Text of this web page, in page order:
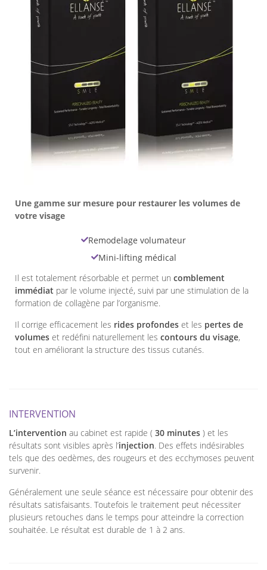
Une gamme sur mesure pour restaurer les volumes de
votre visage
Remodelage volumateur
Mini-lifting médical
Il est totalement résorbable et permet un comblement
immédiat par le volume injecté, suivi par une stimulation de la
formation de collagène par l’organisme.
Il corrige efficacement les rides profondes et les pertes de
volumes et redéfini naturellement les contours du visage,
tout en améliorant la structure des tissus cutanés.
INTERVENTION
L’intervention au cabinet est rapide ( 30 minutes ) et les
résultats sont visibles après l’injection. Des effets indésirables
tels que des oedèmes, des rougeurs et des ecchymoses peuvent
survenir.
Généralement une seule séance est nécessaire pour obtenir des
résultats satisfaisants. Toutefois le traitement peut nécessiter
plusieurs retouches dans le temps pour atteindre la correction
souhaitée. Le résultat est durable de 1 à 2 ans.